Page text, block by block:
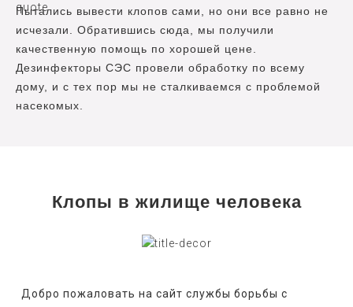
Пытались вывести клопов сами, но они все равно не
исчезали. Обратившись сюда, мы получили
качественную помощь по хорошей цене.
Дезинфекторы СЭС провели обработку по всему
дому, и с тех пор мы не сталкиваемся с проблемой
насекомых.
Клопы в жилище человека
Добро пожаловать на сайт службы борьбы с